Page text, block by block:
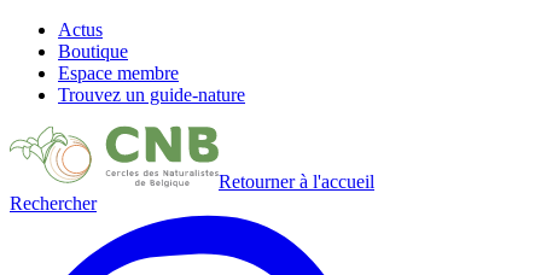
Actus
Boutique
Espace membre
Trouvez un guide-nature
Retourner à l'accueil
Rechercher